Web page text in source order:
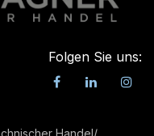
Folgen Sie uns:
Handel/